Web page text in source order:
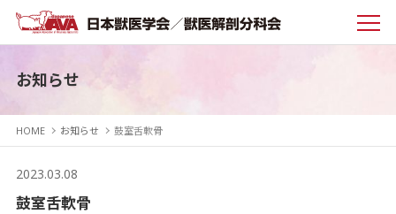
お知らせ
HOME お知らせ 鼓室舌軟骨
2023.03.08
鼓室舌軟骨